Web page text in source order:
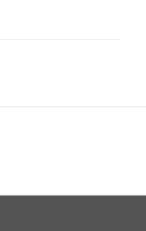
хулигана,